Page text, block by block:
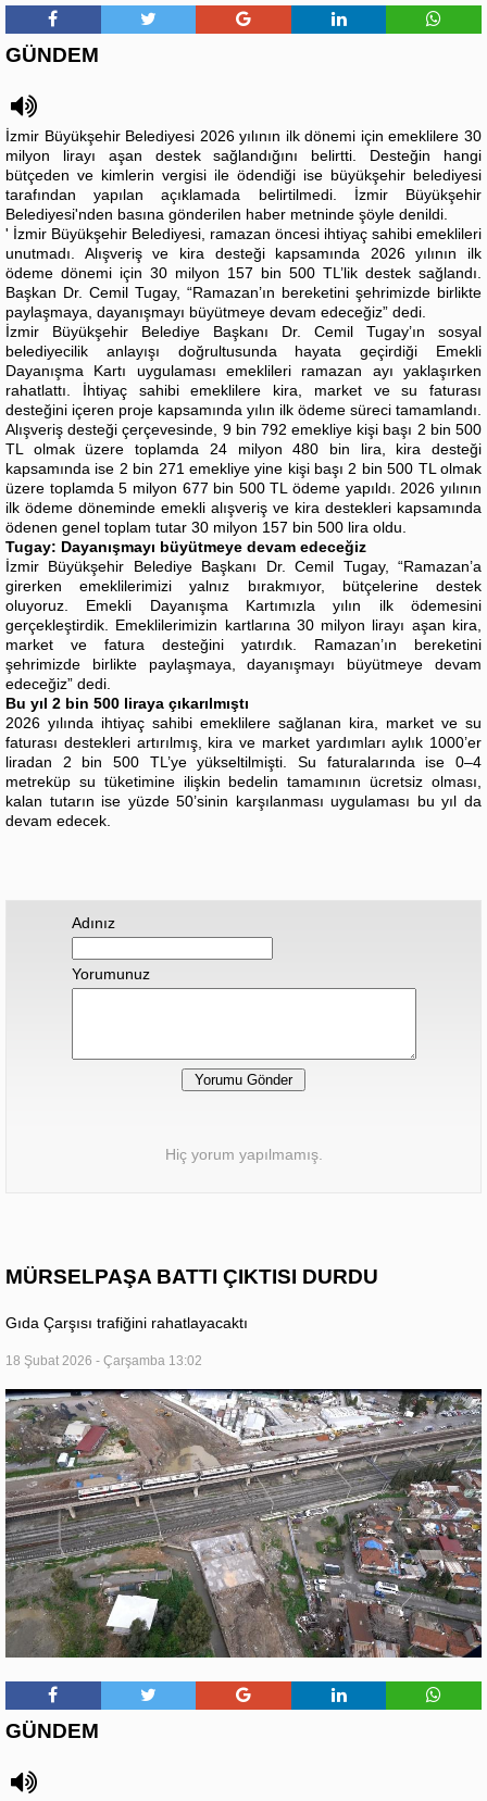
GÜNDEM
İzmir Büyükşehir Belediyesi 2026 yılının ilk dönemi için emeklilere 30
milyon lirayı aşan destek sağlandığını belirtti. Desteğin hangi
bütçeden ve kimlerin vergisi ile ödendiği ise büyükşehir belediyesi
tarafından yapılan açıklamada belirtilmedi. İzmir Büyükşehir
Belediyesi'nden basına gönderilen haber metninde şöyle denildi.
' İzmir Büyükşehir Belediyesi, ramazan öncesi ihtiyaç sahibi emeklileri
unutmadı. Alışveriş ve kira desteği kapsamında 2026 yılının ilk
ödeme dönemi için 30 milyon 157 bin 500 TL’lik destek sağlandı.
Başkan Dr. Cemil Tugay, “Ramazan’ın bereketini şehrimizde birlikte
paylaşmaya, dayanışmayı büyütmeye devam edeceğiz” dedi.
İzmir Büyükşehir Belediye Başkanı Dr. Cemil Tugay’ın sosyal
belediyecilik anlayışı doğrultusunda hayata geçirdiği Emekli
Dayanışma Kartı uygulaması emeklileri ramazan ayı yaklaşırken
rahatlattı. İhtiyaç sahibi emeklilere kira, market ve su faturası
desteğini içeren proje kapsamında yılın ilk ödeme süreci tamamlandı.
Alışveriş desteği çerçevesinde, 9 bin 792 emekliye kişi başı 2 bin 500
TL olmak üzere toplamda 24 milyon 480 bin lira, kira desteği
kapsamında ise 2 bin 271 emekliye yine kişi başı 2 bin 500 TL olmak
üzere toplamda 5 milyon 677 bin 500 TL ödeme yapıldı. 2026 yılının
ilk ödeme döneminde emekli alışveriş ve kira destekleri kapsamında
ödenen genel toplam tutar 30 milyon 157 bin 500 lira oldu.
Tugay: Dayanışmayı büyütmeye devam edeceğiz
İzmir Büyükşehir Belediye Başkanı Dr. Cemil Tugay, “Ramazan’a
girerken emeklilerimizi yalnız bırakmıyor, bütçelerine destek
oluyoruz. Emekli Dayanışma Kartımızla yılın ilk ödemesini
gerçekleştirdik. Emeklilerimizin kartlarına 30 milyon lirayı aşan kira,
market ve fatura desteğini yatırdık. Ramazan’ın bereketini
şehrimizde birlikte paylaşmaya, dayanışmayı büyütmeye devam
edeceğiz” dedi.
Bu yıl 2 bin 500 liraya çıkarılmıştı
2026 yılında ihtiyaç sahibi emeklilere sağlanan kira, market ve su
faturası destekleri artırılmış, kira ve market yardımları aylık 1000’er
liradan 2 bin 500 TL’ye yükseltilmişti. Su faturalarında ise 0–4
metreküp su tüketimine ilişkin bedelin tamamının ücretsiz olması,
kalan tutarın ise yüzde 50’sinin karşılanması uygulaması bu yıl da
devam edecek.
Adınız
Yorumunuz
Hiç yorum yapılmamış.
MÜRSELPAŞA BATTI ÇIKTISI DURDU
Gıda Çarşısı trafiğini rahatlayacaktı
18 Şubat 2026 - Çarşamba 13:02
GÜNDEM